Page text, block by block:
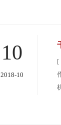
10
2018-10
[